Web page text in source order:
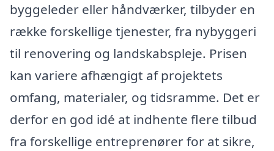
byggeleder eller håndværker, tilbyder en
række forskellige tjenester, fra nybyggeri
til renovering og landskabspleje. Prisen
kan variere afhængigt af projektets
omfang, materialer, og tidsramme. Det er
derfor en god idé at indhente flere tilbud
fra forskellige entreprenører for at sikre,